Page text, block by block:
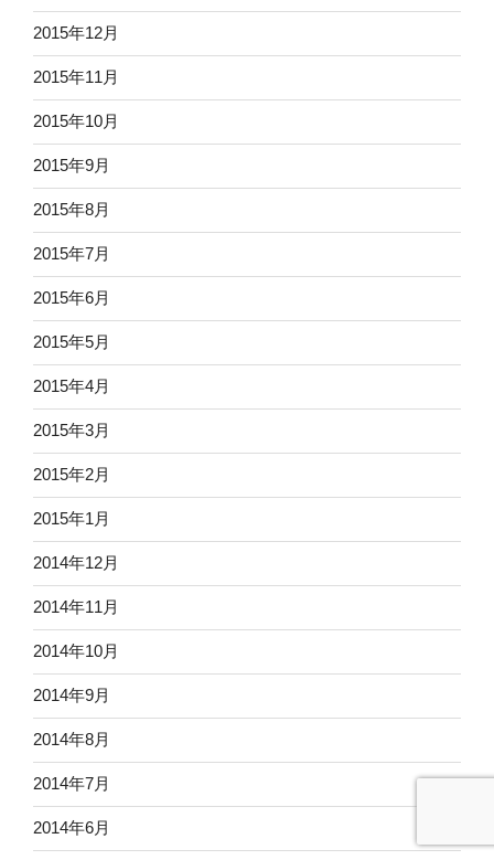
2015年12月
2015年11月
2015年10月
2015年9月
2015年8月
2015年7月
2015年6月
2015年5月
2015年4月
2015年3月
2015年2月
2015年1月
2014年12月
2014年11月
2014年10月
2014年9月
2014年8月
2014年7月
2014年6月